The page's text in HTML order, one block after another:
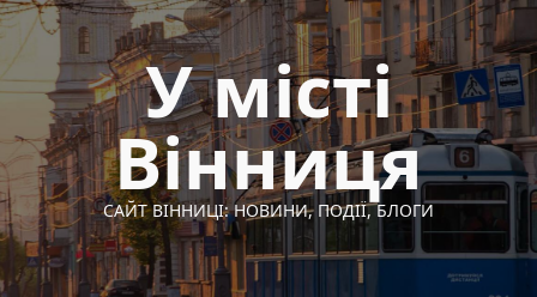
Перейти
до
вмісту
У місті
Вінниця
САЙТ ВІННИЦІ: НОВИНИ, ПОДІЇ, БЛОГИ